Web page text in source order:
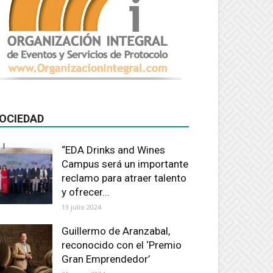
“EDA Drinks and Wines
Campus será un importante
reclamo para atraer talento
y ofrecer...
13 julio 2024
Guillermo de Aranzabal,
reconocido con el ‘Premio
Gran Emprendedor’